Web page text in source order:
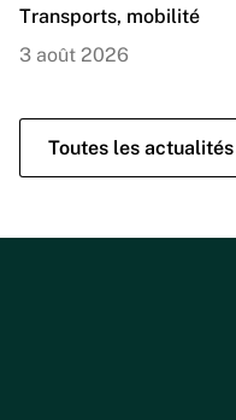
Toutes les actualités
Transports, mobilité
3 août 2026